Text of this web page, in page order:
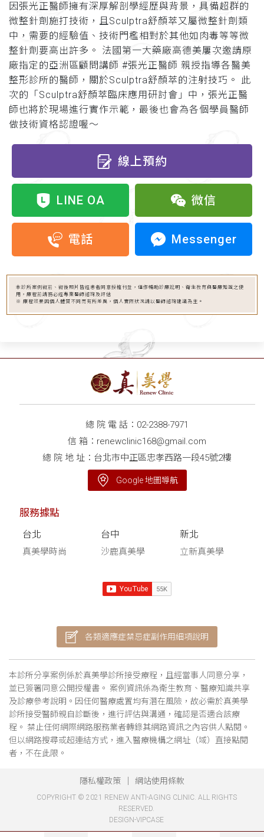
因張光正醫師擁有深厚解剖學經歷與背景，具備超群的
微整針劑施打技術，且Sculptra舒顏萃又屬微整針劑類
中，需要的經驗值、技術門檻相對於其他如肉毒等等微
整針劑要高出許多。 法國第一大藥廠高德美屢次邀請原
廠指定的亞洲區顧問講師 #張光正醫師 親授指導各醫美
整形診所的醫師，關於Sculptra舒顏萃的注射技巧。 此
次的「Sculptra舒顏萃臨床應用研討會」中，張光正醫
師也將於現場進行實作示範，最後也會為各個學員醫師
做技術資格認證喔～
線上預約
LINE OA 微信
電話 Messenger
本診所案例術前、術後照片皆經患者同意授權刊登，僅作輔助診療說明、衛生教育與醫療知識之使
用，療程前請務必經專業醫師諮詢及評估
※ 療程效果因個人體質不同而有所差異，個人實際狀況請以醫師諮詢建議為主。
總 院 電 話： 02-2388-7971
信 箱： renewclinic168@gmail.com
總 院 地 址：台北市中正區忠孝西路一段45號2樓
Google 地圖導航
服務據點
台北
真美學時尚
台中
沙鹿真美學
新北
立新真美學
各類適應症禁忌症副作用細項說明
本診所分享案例係於真美學診所接受療程，且經當事人同意分享，
並已簽署同意公開授權書。 案例資訊係為衛生教育、醫療知識共享
及診療參考說明。因任何醫療處置均有潛在風險，故必需於真美學
診所接受醫師親自診斷後，進行評估與溝通，確認是否適合該療
程。 禁止任何網際網路服務業者轉錄其網路資訊之內容供人點閱。
但以網路搜尋或超連結方式，進入醫療機構之網址（域）直接點閱
者，不在此限。
隱私權政策 網站使用條款
COPYRIGHT © 2021 RENEW ANTI-AGING CLINIC. ALL RIGHTS
RESERVED.
DESIGN-VIPCASE